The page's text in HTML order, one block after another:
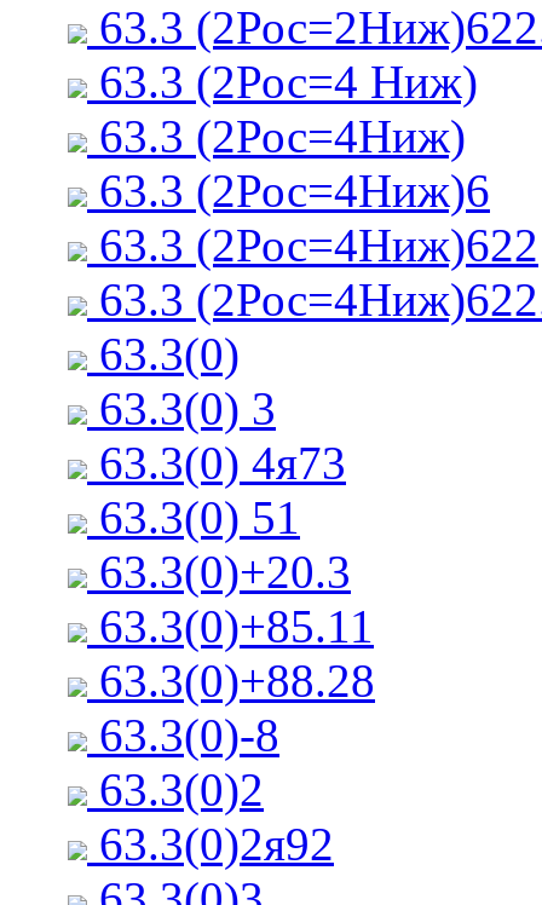
63.3
63.3 (2Рос=4 Ниж)
63.3 (2Рос=4Ниж)
63.3 (2Рос=4Ниж)6
63.3 (2Рос=4Ниж)622
63.3
63.3(0)
63.3(0) 3
63.3(0) 4я73
63.3(0) 51
63.3(0)+20.3
63.3(0)+85.11
63.3(0)+88.28
63.3(0)-8
63.3(0)2
63.3(0)2я92